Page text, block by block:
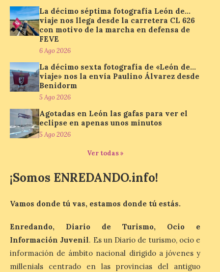
tienes 6 rincones únicos
para ver el Eclipse de Sol
6 Ago 2026
Miradores naturales,
pueblos con alma y
paisajes de leyenda
convierten la Comarca de
destinos más bonitos para disfrutar de
este fenómeno astronómico único. Un
eclipse total de sol será visible en la
Península Ibérica durante […]
León a la cabeza de la lista
del nuevo ranking de
los diez destinos y locales
consumidores para
tomarse una caña este
verano.
La décimo séptima fotografía León de…
viaje nos llega desde la carretera CL 626
con motivo de la marcha en defensa de
FEVE
6 Ago 2026
La décimo sexta fotografía de «León de…
viaje» nos la envía Paulino Álvarez desde
Benidorm
5 Ago 2026
Agotadas en León las gafas para ver el
eclipse en apenas unos minutos
5 Ago 2026
Ver todas »
¡Somos ENREDANDO.info!
Vamos donde tú vas, estamos donde tú estás.
Enredando, Diario de Turismo, Ocio e
Información Juvenil. Es un Diario de turismo, ocio e
información de ámbito nacional dirigido a jóvenes y
millenials centrado en las provincias del antiguo